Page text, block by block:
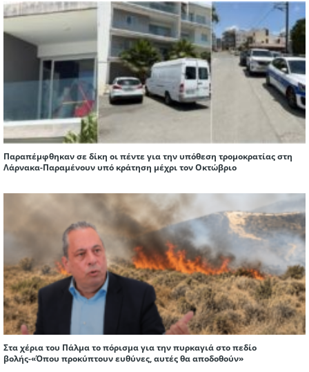
Παραπέμφθηκαν σε δίκη οι πέντε για την υπόθεση τρομοκρατίας στη
Λάρνακα-Παραμένουν υπό κράτηση μέχρι τον Οκτώβριο
Στα χέρια του Πάλμα το πόρισμα για την πυρκαγιά στο πεδίο
βολής-«Όπου προκύπτουν ευθύνες, αυτές θα αποδοθούν»